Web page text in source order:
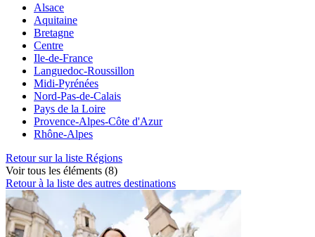
Alsace
Aquitaine
Bretagne
Centre
Ile-de-France
Languedoc-Roussillon
Midi-Pyrénées
Nord-Pas-de-Calais
Pays de la Loire
Provence-Alpes-Côte d'Azur
Rhône-Alpes
Retour sur la liste Régions
Voir tous les éléments (8)
Retour à la liste des autres destinations